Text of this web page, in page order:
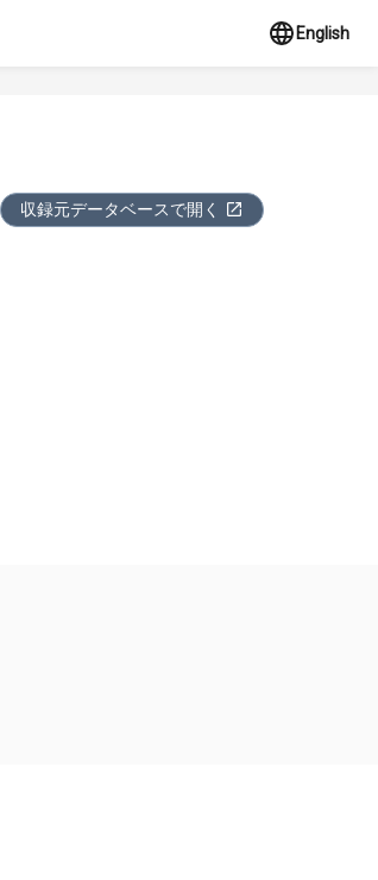
English
収録元データベースで開く